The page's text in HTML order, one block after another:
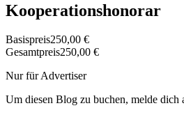
Kooperationshonorar
Basispreis250,00 €
Gesamtpreis250,00 €
Nur für Advertiser
Um diesen Blog zu buchen, melde dich